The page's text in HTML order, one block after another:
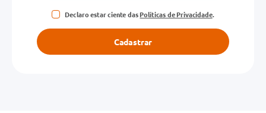
Declaro estar ciente dasPolíticas de Privacidade.
Cadastrar